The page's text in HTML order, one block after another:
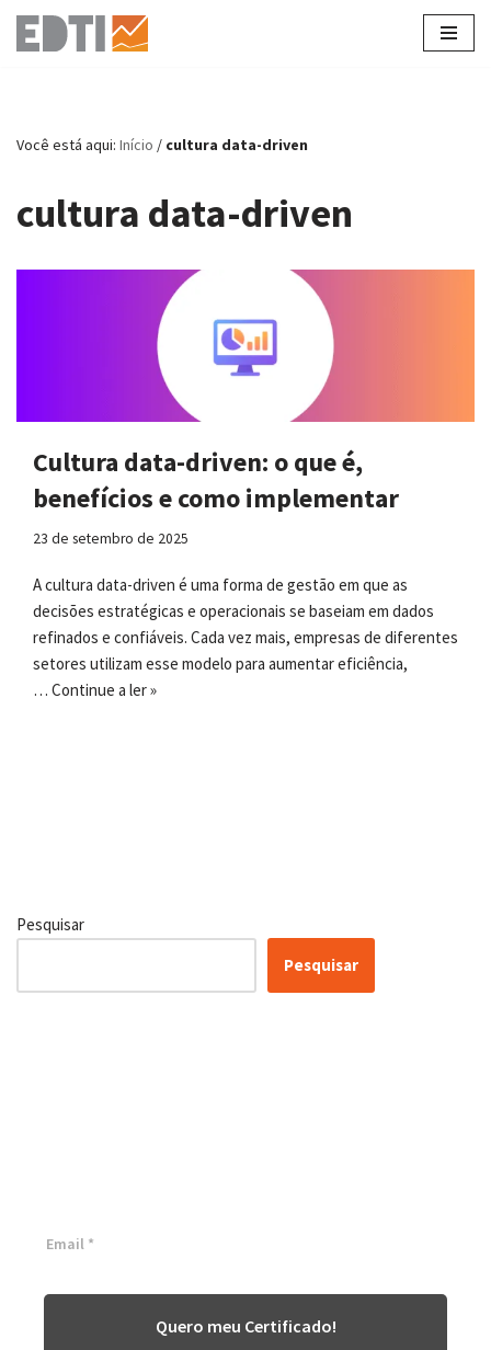
Pular
conteúdo
Você está aqui: Início / cultura data-driven
cultura data-driven
Cultura data-driven: o que é,
benefícios e como implementar
23 de setembro de 2025
A cultura data-driven é uma forma de gestão em que as
decisões estratégicas e operacionais se baseiam em dados
refinados e confiáveis. Cada vez mais, empresas de diferentes
setores utilizam esse modelo para aumentar eficiência,
… Continue a ler »
Pesquisar
Pesquisar
Quero meu Certificado!